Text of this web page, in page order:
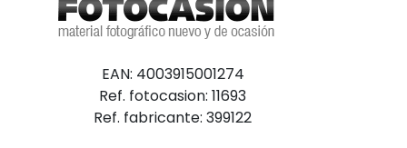
EAN: 4003915001274
Ref. fotocasion: 11693
Ref. fabricante: 399122